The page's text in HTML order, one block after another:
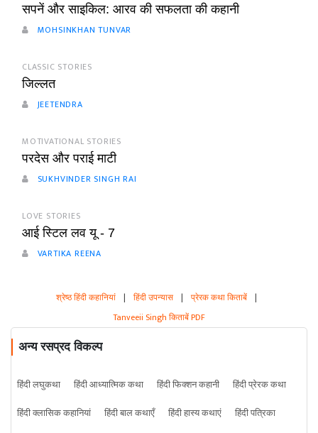
सपनें और साइकिल: आरव की सफलता की कहानी
MOHSINKHAN TUNVAR
CLASSIC STORIES
जिल्लत
JEETENDRA
MOTIVATIONAL STORIES
परदेस और पराई माटी
SUKHVINDER SINGH RAI
LOVE STORIES
आई स्टिल लव यू - 7
VARTIKA REENA
श्रेष्ठ हिंदी कहानियां | हिंदी उपन्यास | प्रेरक कथा किताबें |
Tanveeii Singh किताबें PDF
अन्य रसप्रद विकल्प
हिंदी लघुकथा हिंदी आध्यात्मिक कथा हिंदी फिक्शन कहानी
हिंदी प्रेरक कथा
हिंदी क्लासिक कहानियां
हिंदी बाल कथाएँ हिंदी हास्य कथाएं
हिंदी पत्रिका